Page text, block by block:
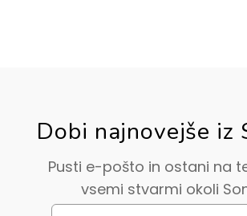
Dobi najnovejše iz
Pusti e-pošto in ostani na
vsemi stvarmi okoli